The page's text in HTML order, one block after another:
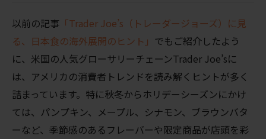
以前の記事 「Trader Joe’s（トレーダージョーズ）に見
る、日本食の海外展開のヒント」 でもご紹介したよう
に、米国の人気グローサリーチェーンTrader Joe’sに
は、アメリカの消費者トレンドを読み解くヒントが多く
詰まっています。特に秋冬からホリデーシーズンにかけ
ては、パンプキン、メープル、シナモン、ブラウンバタ
ーなど、季節感のあるフレーバーや限定商品が店頭を彩